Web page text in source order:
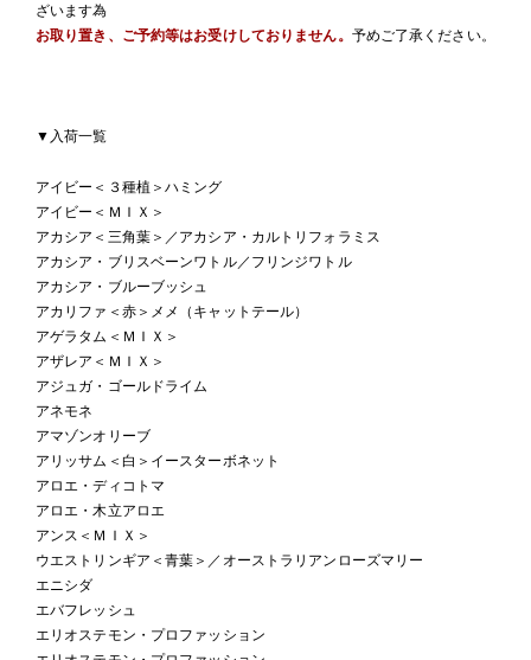
ざいます為
お取り置き、ご予約等はお受けしておりません。 予めご了承ください。
▼入荷一覧
アイビー＜３種植＞ハミング
アイビー＜ＭＩＸ＞
アカシア＜三角葉＞／アカシア・カルトリフォラミス
アカシア・ブリスベーンワトル／フリンジワトル
アカシア・ブルーブッシュ
アカリファ＜赤＞メメ（キャットテール）
アゲラタム＜ＭＩＸ＞
アザレア＜ＭＩＸ＞
アジュガ・ゴールドライム
アネモネ
アマゾンオリーブ
アリッサム＜白＞イースターボネット
アロエ・ディコトマ
アロエ・木立アロエ
アンス＜ＭＩＸ＞
ウエストリンギア＜青葉＞／オーストラリアンローズマリー
エニシダ
エバフレッシュ
エリオステモン・プロファッション